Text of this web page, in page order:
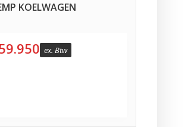
KOELWAGEN
ex. Btw